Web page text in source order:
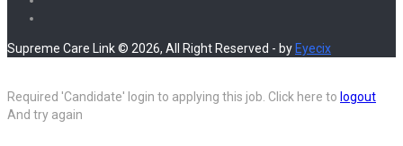
Supreme Care Link © 2026, All Right Reserved - by Eyecix
Required 'Candidate' login to applying this job. Click here to logout
And try again